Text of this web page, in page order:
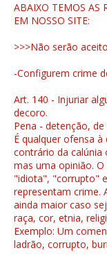
ABAIXO TEMOS AS
EM NOSSO SITE:
>>>Não serão
-Configurem crime
Art. 140 - Injuriar
decoro.
Pena - detenção,
É qualquer ofensa
contrário da
mas uma opinião.
"idiota", "corrupto"
representam crime.
ainda maior caso
raça, cor, etnia,
Exemplo: Um
ladrão, corrupto,